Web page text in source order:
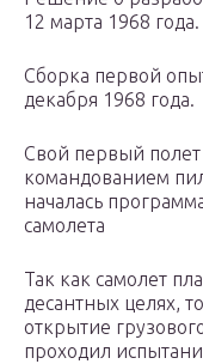
12 марта 1968 года.
Сборка первой
декабря 1968 года.
Свой первый
командованием
началась
самолета
Так как самолет
десантных целях,
открытие
проходил